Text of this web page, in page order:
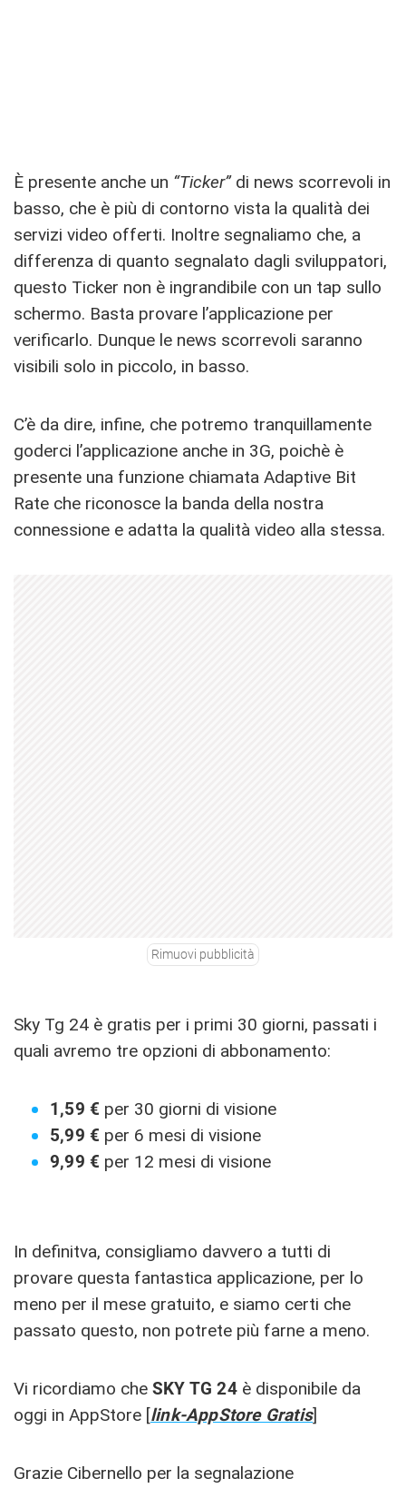
È presente anche un “Ticker”di news scorrevoli in
basso, che è più di contorno vista la qualità dei
servizi video offerti. Inoltre segnaliamo che, a
differenza di quanto segnalato dagli sviluppatori,
questo Ticker non è ingrandibile con un tap sullo
schermo. Basta provare l’applicazione per
verificarlo. Dunque le news scorrevoli saranno
visibili solo in piccolo, in basso.
C’è da dire, infine, che potremo tranquillamente
goderci l’applicazione anche in 3G, poichè è
presente una funzione chiamata Adaptive Bit
Rate che riconosce la banda della nostra
connessione e adatta la qualità video alla stessa.
Rimuovi pubblicità
Sky Tg 24 è gratis per i primi 30 giorni, passati i
quali avremo tre opzioni di abbonamento:
1,59 € per 30 giorni di visione
5,99 € per 6 mesi di visione
9,99 € per 12 mesi di visione
In definitva, consigliamo davvero a tutti di
provare questa fantastica applicazione, per lo
meno per il mese gratuito, e siamo certi che
passato questo, non potrete più farne a meno.
Vi ricordiamo che SKY TG 24è disponibile da
oggi in AppStore [link-AppStore Gratis]
Grazie Cibernello per la segnalazione